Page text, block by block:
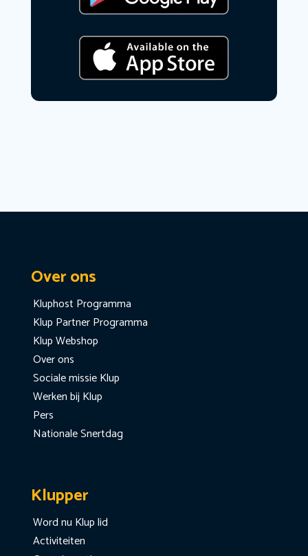
Over ons
Kluphost Programma
Klup Partner Programma
Klup Webshop
Over ons
Sociale missie Klup
Werken bij Klup
Pers
Nationale Snertdag
Klupper
Word nu Klup lid
Activiteiten